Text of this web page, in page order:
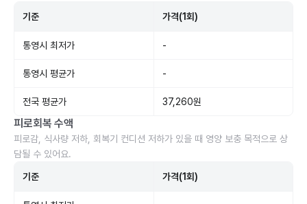
기준 가격(1회)
통영시 최저가 -
통영시 평균가 -
전국 평균가 37,260원
피로회복 수액
피로감, 식사량 저하, 회복기 컨디션 저하가 있을 때 영양 보충 목적으로 상
담될 수 있어요.
기준 가격(1회)